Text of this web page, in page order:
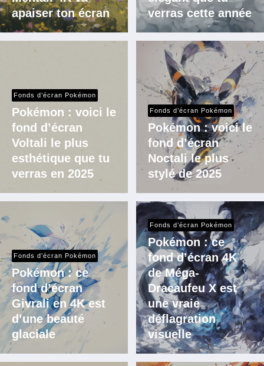
apaiser ton écran
verras cette année
Fonds d’écran Pokémon
Pokémon : voici le
fond d’écran
Voltali le plus
esthétique que tu
verras en 2025
Fonds d’écran Pokémon
Pokémon : voici le
fond d’écran
Noctali le plus
stylé de 2025
Fonds d’écran Pokémon
Pokémon : ce
fond d’écran
Givrali en 4K est
d’une beauté
glaciale
Fonds d’écran Pokémon
Pokémon : ce
fond d’écran 4K
de Méga-
Dracaufeu X est
une vraie
déflagration
visuelle